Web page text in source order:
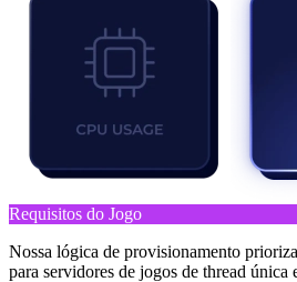
Requisitos do Jogo
Nossa lógica de provisionamento
para servidores de jogos de thread única